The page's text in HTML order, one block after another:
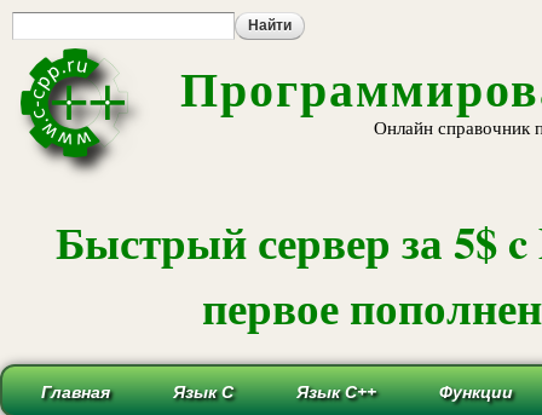
Онлайн справочник
Быстрый сервер за 5$
первое
Главная Язык С Язык С++ Функции